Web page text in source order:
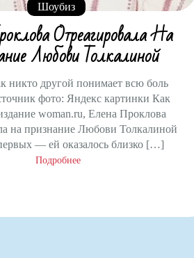
Шоубиз
Отреагировала На
Любови Толкалиной
никто другой понимает всю боль
фото: Яндекс картинки Как
woman.ru, Елена Проклова
на признание Любови Толкалиной
— ей оказалось близко […]
Подробнее